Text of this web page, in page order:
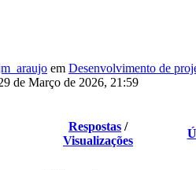
em Desenvolvimento de
de Março de 2026, 21:59
Respostas /
Visualizações